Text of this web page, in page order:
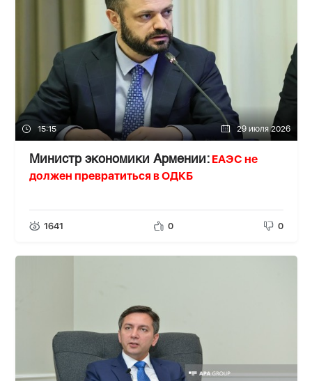
15:15 29 июля 2026
Министр экономики Армении:ЕАЭС не
должен превратиться в ОДКБ
1641 0 0